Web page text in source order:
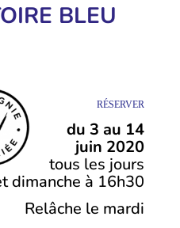
BLEU
RÉSERVER
du 3 au 14
juin 2020
tous les jours
dimanche à 16h30
Relâche le mardi